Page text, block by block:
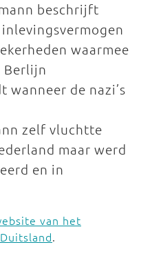
beschrijft
waarmee
Berlijn
de nazi’s
zelf vluchtte
maar werd
en in
van het
.